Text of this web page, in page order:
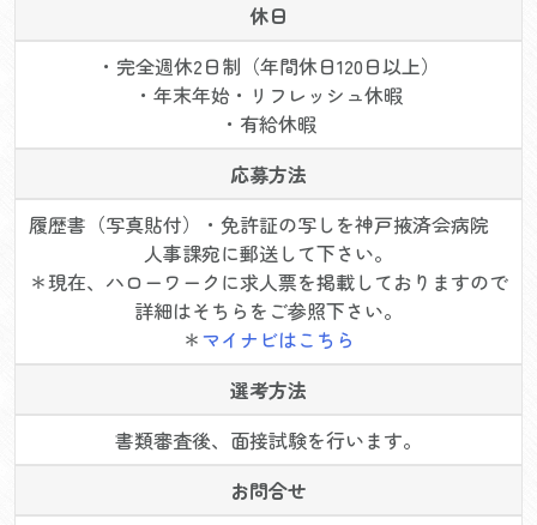
休日
・完全週休2日制（年間休日120日以上）
・年末年始・リフレッシュ休暇
・有給休暇
応募方法
履歴書（写真貼付）・免許証の写しを神戸掖済会病院
人事課宛に郵送して下さい。
＊現在、ハローワークに求人票を掲載しておりますので
詳細はそちらをご参照下さい。
＊マイナビはこちら
選考方法
書類審査後、面接試験を行います。
お問合せ